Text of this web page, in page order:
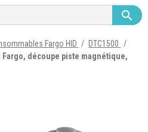


Fargo HID
DTC1500
Fargo, découpe piste magnétique,